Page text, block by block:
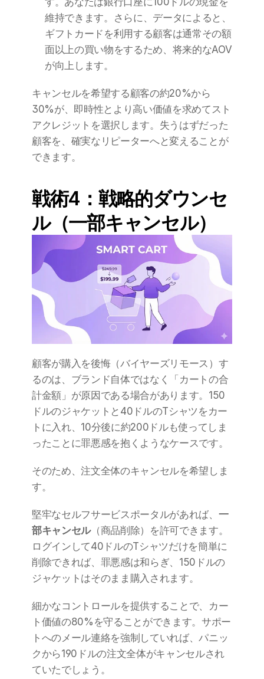
維持できます。さらに、データによると、
ギフトカードを利用する顧客は通常その額
面以上の買い物をするため、将来的なAOV
が向上します。
キャンセルを希望する顧客の約20%から
30%が、即時性とより高い価値を求めてスト
アクレジットを選択します。失うはずだった
顧客を、確実なリピーターへと変えることが
できます。
戦術4：戦略的ダウンセ
ル（一部キャンセル）
顧客が購入を後悔（バイヤーズリモース）す
るのは、ブランド自体ではなく「カートの合
計金額」が原因である場合があります。150
ドルのジャケットと40ドルのTシャツをカー
トに入れ、10分後に約200ドルも使ってしま
ったことに罪悪感を抱くようなケースです。
そのため、注文全体のキャンセルを希望しま
す。
堅牢なセルフサービスポータルがあれば、 一
部キャンセル（商品削除）を許可できます。
ログインして40ドルのTシャツだけを簡単に
削除できれば、罪悪感は和らぎ、150ドルの
ジャケットはそのまま購入されます。
細かなコントロールを提供することで、カー
ト価値の80%を守ることができます。サポー
トへのメール連絡を強制していれば、パニッ
クから190ドルの注文全体がキャンセルされ
ていたでしょう。